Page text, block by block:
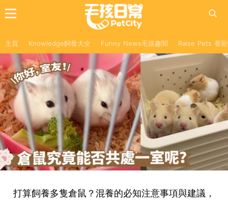
主頁 Knowledge飼養大全 Funny News毛孩趣聞 Raise Pets 養
打算飼養多隻倉鼠？混養的必知注意事項與建議，